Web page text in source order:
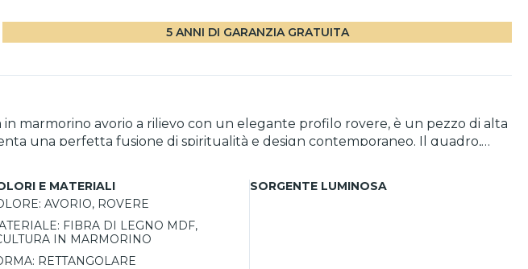
5 ANNI DI GARANZIA GRATUITA
marmorino avorio a rilievo con un elegante profilo rovere, è un pezzo di alta
una perfetta fusione di spiritualità e design contemporaneo. Il quadro,
unica e raffinata alla camera da letto. Viene fornito con la sua confezione
E MATERIALI
AVORIO, ROVERE
FIBRA DI LEGNO MDF,
IN MARMORINO
RETTANGOLARE
SORGENTE LUMINOSA